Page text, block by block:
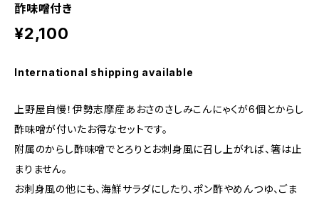
酢味噌付き
¥2,100
International shipping available
上野屋自慢！伊勢志摩産あおさのさしみこんにゃくが6個とからし
酢味噌が付いたお得なセットです。
附属のからし酢味噌でとろりとお刺身風に召し上がれば、箸は止
まりません。
お刺身風の他にも、海鮮サラダにしたり、ポン酢やめんつゆ、ごま